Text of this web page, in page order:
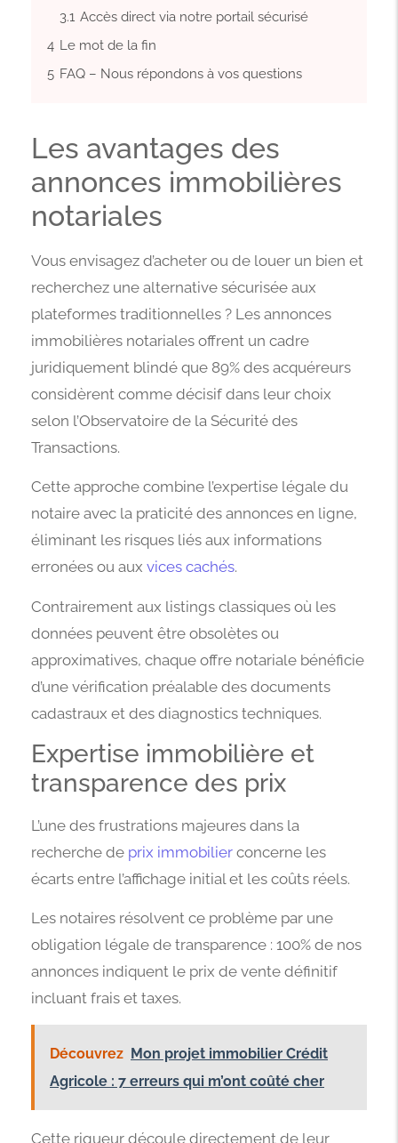
3.1 Accès direct via notre portail sécurisé
4 Le mot de la fin
5 FAQ – Nous répondons à vos questions
Les avantages des
annonces immobilières
notariales
Vous envisagez d’acheter ou de louer un bien et
recherchez une alternative sécurisée aux
plateformes traditionnelles ? Les annonces
immobilières notariales offrent un cadre
juridiquement blindé que 89% des acquéreurs
considèrent comme décisif dans leur choix
selon l’Observatoire de la Sécurité des
Transactions.
Cette approche combine l’expertise légale du
notaire avec la praticité des annonces en ligne,
éliminant les risques liés aux informations
erronées ou aux vices cachés.
Contrairement aux listings classiques où les
données peuvent être obsolètes ou
approximatives, chaque offre notariale bénéficie
d’une vérification préalable des documents
cadastraux et des diagnostics techniques.
Expertise immobilière et
transparence des prix
L’une des frustrations majeures dans la
recherche de prix immobilier concerne les
écarts entre l’affichage initial et les coûts réels.
Les notaires résolvent ce problème par une
obligation légale de transparence : 100% de nos
annonces indiquent le prix de vente définitif
incluant frais et taxes.
Découvrez Mon projet immobilier Crédit
Agricole : 7 erreurs qui m’ont coûté cher
Cette rigueur découle directement de leur